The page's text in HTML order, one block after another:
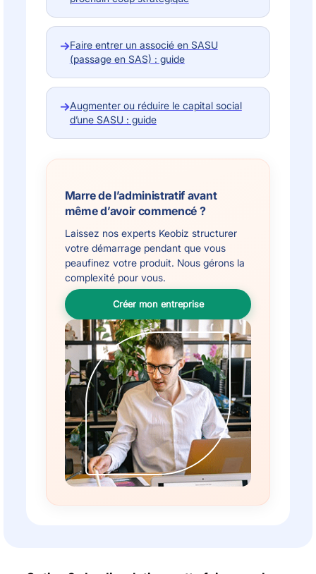
→Faire entrer un associé en SASU
(passage en SAS) : guide
→Augmenter ou réduire le capital social
d’une SASU : guide
Marre de l’administratif avant
même d’avoir commencé ?
Laissez nos experts Keobiz structurer
votre démarrage pendant que vous
peaufinez votre produit. Nous gérons la
complexité pour vous.
Créer mon entreprise